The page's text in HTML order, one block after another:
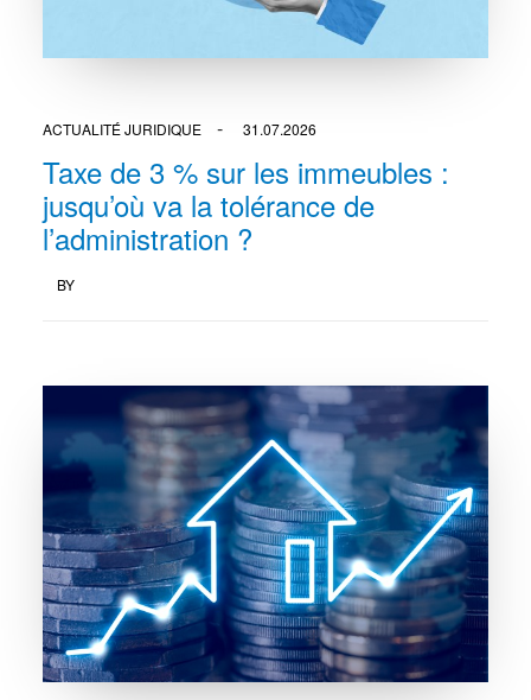
ACTUALITÉ JURIDIQUE 31.07.2026
Taxe de 3 % sur les immeubles :
jusqu’où va la tolérance de
l’administration ?
BY